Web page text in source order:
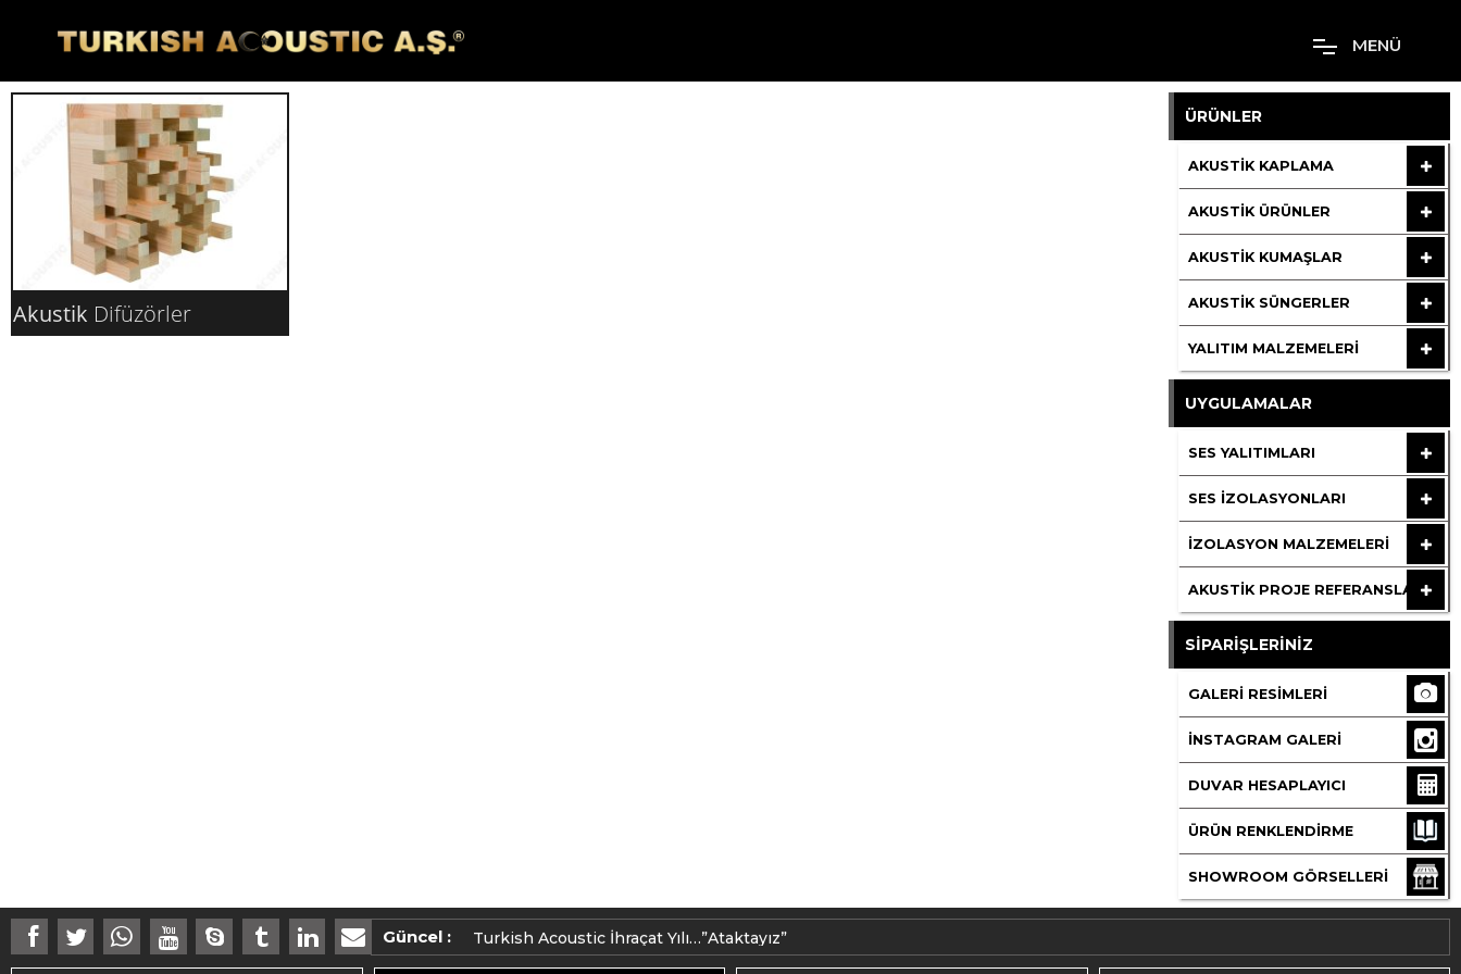
MENÜ
Akustik Difüzörler
ÜRÜNLER
AKUSTIK KAPLAMA
AKUSTIK ÜRÜNLER
AKUSTIK KUMAŞLAR
AKUSTIK SÜNGERLER
YALITIM MALZEMELERI
UYGULAMALAR
SES YALITIMLARI
SES İZOLASYONLARI
İZOLASYON MALZEMELERI
AKUSTIK PROJE REFERANSLAR
SİPARİŞLERİNİZ
GALERI RESIMLERI
İNSTAGRAM GALERI
DUVAR HESAPLAYICI
ÜRÜN RENKLENDIRME
SHOWROOM GÖRSELLERI
Güncel : Turkish Acoustic İhraçat Yılı…”Ataktayız”